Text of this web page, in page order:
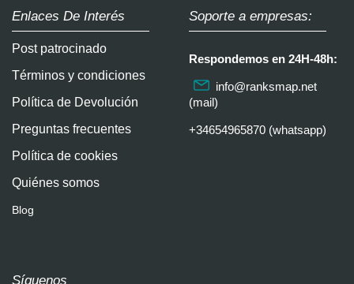
Enlaces De Interés
Post patrocinado
Términos y condiciones
Política de Devolución
Preguntas frecuentes
Política de cookies
Quiénes somos
Blog
Soporte a empresas:
Respondemos en 24H-48h:
info@ranksmap.net
(mail)
+34654965870 (whatsapp)
Síguenos